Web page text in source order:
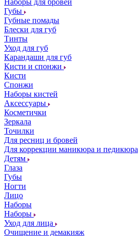
Наборы для бровей
Губы
Губные помады
Блески для губ
Тинты
Уход для губ
Карандаши для губ
Кисти и спонжи
Кисти
Спонжи
Наборы кистей
Аксессуары
Косметички
Зеркала
Точилки
Для ресниц и бровей
Для коррекции маникюра и педикюра
Детям
Глаза
Губы
Ногти
Лицо
Наборы
Наборы
Уход для лица
Очищение и демакияж